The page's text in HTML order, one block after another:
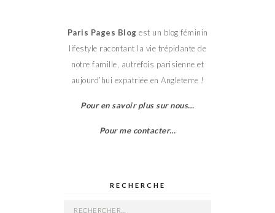
Paris Pages Blog est un blog féminin
lifestyle racontant la vie trépidante de
notre famille, autrefois parisienne et
aujourd’hui expatriée en Angleterre !
Pour en savoir plus sur nous…
Pour me contacter…
RECHERCHE
Rechercher :